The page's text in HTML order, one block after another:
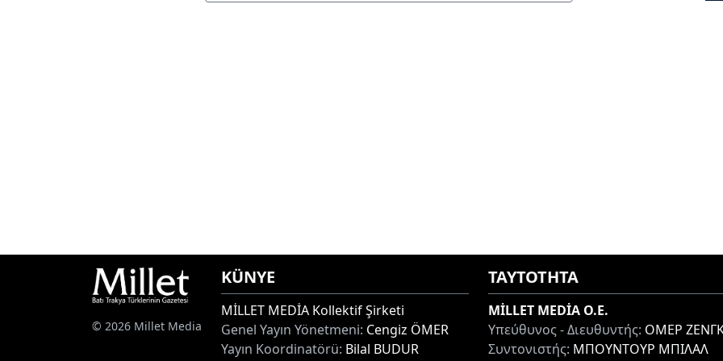
© 2026 Millet Media
KÜNYE
MİLLET MEDİA Kollektif Şirketi
Genel Yayın Yönetmeni: Cengiz ÖMER
Yayın Koordinatörü: Bilal BUDUR
ΤΑΥΤΟΤΗΤΑ
MİLLET MEDİA O.E.
Υπεύθυνος - Διευθυντής: ΟΜΕΡ
Συντονιστής: ΜΠΟΥΝΤΟΥΡ ΜΠΙΛΑΛ